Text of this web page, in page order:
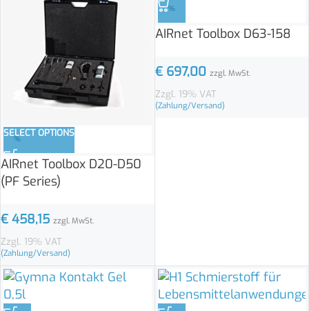
%
SELECT OPTIONS
AIRnet Toolbox D20-D50
(PF Series)
€ 458,15 zzgl. MwSt.
Zzgl. 19% VAT
(Zahlung/Versand)
%
AIRnet Toolbox D63-158
€697,00 zzgl. MwSt.
Zzgl. 19% VAT
(Zahlung/Versand)